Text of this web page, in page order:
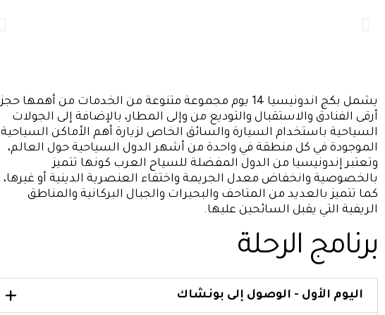
يشمل بكج اندونيسيا 14 يوم مجموعة متنوعة من الخدمات من أهمها حجز
أرقى الفنادق والاستقبال والتوديع من وإلى المطار، بالإضافة إلى الجولات
السياحية باستخدام السيارة والسائق الخاص لزيارة أهم الأماكن السياحية
الموجودة في كل منطقة في واحدة من أشهر الدول السياحية حول العالم،
وتعتبر إندونيسيا من الدول المفضلة للسياح العرب كونها تتميز
بالخصوصية وانخفاض معدل الجريمة واختفاء العنصرية الدينية أو غيرها،
كما تتميز بالعديد من المتاحف والبحيرات والجبال البركانية والمناطق
الريفية التي يقبل السائحين عليها.
برنامج الرحلة
اليوم الأول - الوصول إلى بونشاك